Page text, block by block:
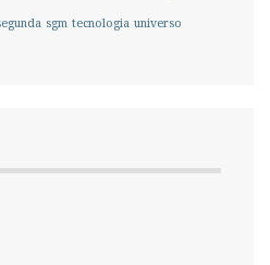
sgm tecnologia universo